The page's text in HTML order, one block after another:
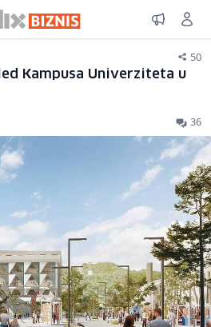
50
Kampusa Univerziteta u
36